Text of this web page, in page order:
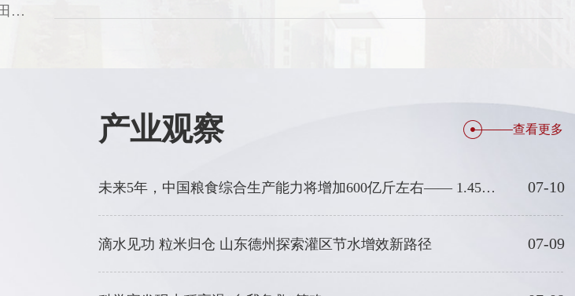
产业观察 查看更多
未来5年，中国粮食综合生产能力将增加600亿斤左右—— 1.45万亿斤，对中国意味着什么？ 07-10
滴水见功 粒米归仓 山东德州探索灌区节水增效新路径 07-09